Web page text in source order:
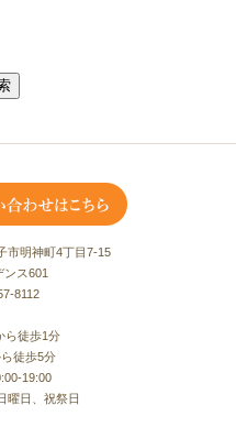
市明神町4丁目7-15
ンス601
8112
ら徒歩1分
徒歩5分
19:00
曜日、祝祭日